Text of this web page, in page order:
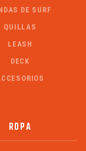
DE SURF
QUILLAS
LEASH
DECK
ROPA